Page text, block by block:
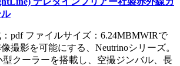
pdf ファイルサイズ：6.24MBMWIRで
撮影を可能にする、Neutrinoシリーズ。
型クーラーを搭載し、空撮ジンバル、長